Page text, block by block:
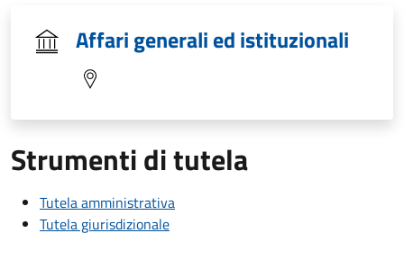
Affari generali ed istituzionali
Strumenti di tutela
Tutela amministrativa
Tutela giurisdizionale